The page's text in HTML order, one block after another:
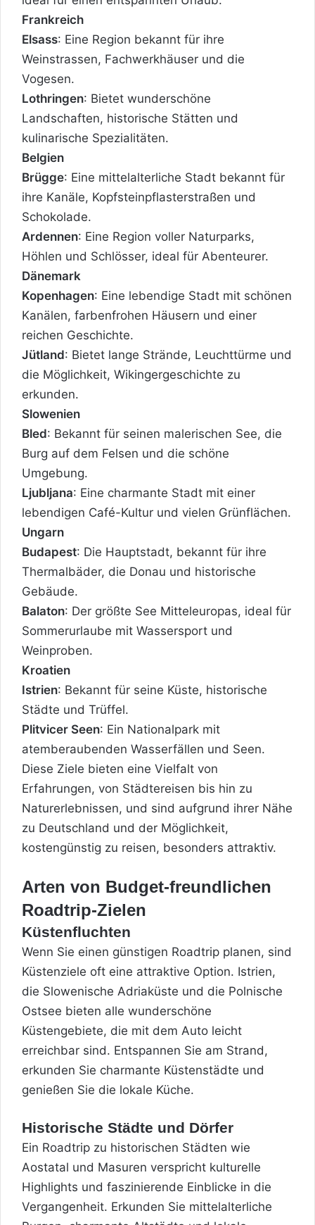
Frankreich
Elsass: Eine Region bekannt für ihre
Weinstrassen, Fachwerkhäuser und die
Vogesen.
Lothringen: Bietet wunderschöne
Landschaften, historische Stätten und
kulinarische Spezialitäten.
Belgien
Brügge: Eine mittelalterliche Stadt bekannt für
ihre Kanäle, Kopfsteinpflasterstraßen und
Schokolade.
Ardennen: Eine Region voller Naturparks,
Höhlen und Schlösser, ideal für Abenteurer.
Dänemark
Kopenhagen: Eine lebendige Stadt mit schönen
Kanälen, farbenfrohen Häusern und einer
reichen Geschichte.
Jütland: Bietet lange Strände, Leuchttürme und
die Möglichkeit, Wikingergeschichte zu
erkunden.
Slowenien
Bled: Bekannt für seinen malerischen See, die
Burg auf dem Felsen und die schöne
Umgebung.
Ljubljana: Eine charmante Stadt mit einer
lebendigen Café-Kultur und vielen Grünflächen.
Ungarn
Budapest: Die Hauptstadt, bekannt für ihre
Thermalbäder, die Donau und historische
Gebäude.
Balaton: Der größte See Mitteleuropas, ideal für
Sommerurlaube mit Wassersport und
Weinproben.
Kroatien
Istrien: Bekannt für seine Küste, historische
Städte und Trüffel.
Plitvicer Seen: Ein Nationalpark mit
atemberaubenden Wasserfällen und Seen.
Diese Ziele bieten eine Vielfalt von
Erfahrungen, von Städtereisen bis hin zu
Naturerlebnissen, und sind aufgrund ihrer Nähe
zu Deutschland und der Möglichkeit,
kostengünstig zu reisen, besonders attraktiv.
Arten von Budget-freundlichen
Roadtrip-Zielen
Küstenfluchten
Wenn Sie einen günstigen Roadtrip planen, sind
Küstenziele oft eine attraktive Option. Istrien,
die Slowenische Adriaküste und die Polnische
Ostsee bieten alle wunderschöne
Küstengebiete, die mit dem Auto leicht
erreichbar sind. Entspannen Sie am Strand,
erkunden Sie charmante Küstenstädte und
genießen Sie die lokale Küche.
Historische Städte und Dörfer
Ein Roadtrip zu historischen Städten wie
Aostatal und Masuren verspricht kulturelle
Highlights und faszinierende Einblicke in die
Vergangenheit. Erkunden Sie mittelalterliche